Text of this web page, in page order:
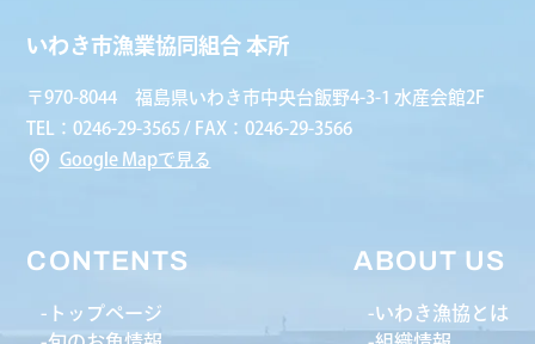
いわき市漁業協同組合 本所
〒970-8044 福島県いわき市中央台飯野4-3-1 水産会館2F
TEL：0246-29-3565 / FAX：0246-29-3566
Google Mapで見る
CONTENTS
トップページ
ABOUT US
いわき漁協とは